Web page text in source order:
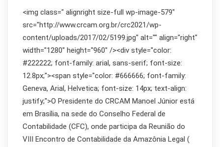
<img class=" alignright size-full wp-image-579"
src="http://www.crcam.org.br/crc2021/wp-
content/uploads/2017/02/5199.jpg" alt="" align="right"
width="1280" height="960" /><div style="color:
#222222; font-family: arial, sans-serif; font-size:
12.8px;"><span style="color: #666666; font-family:
Geneva, Arial, Helvetica; font-size: 14px; text-align:
justify;">O Presidente do CRCAM Manoel Júnior está
em Brasília, na sede do Conselho Federal de
Contabilidade (CFC), onde participa da Reunião do
VIII Encontro de Contabilidade da Amazônia Legal (